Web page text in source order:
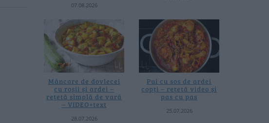
07.08.2026
Mâncare de dovlecei
cu roșii și ardei –
rețetă simplă de vară
– VIDEO+text
28.07.2026
Pui cu sos de ardei
copți – rețetă video și
pas cu pas
25.07.2026